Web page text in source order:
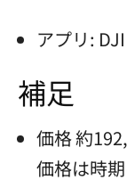
アプリ:
補足
価格 約
価格は時期